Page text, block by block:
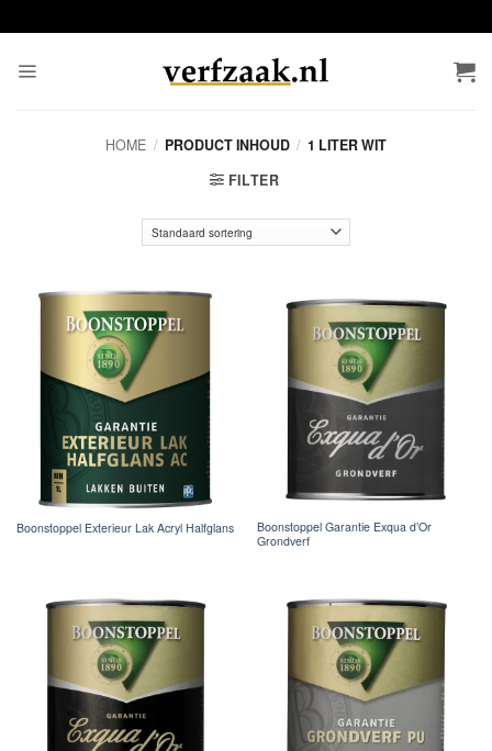
naar
HOME / PRODUCT INHOUD / 1 LITER WIT
FILTER
Boonstoppel Exterieur Lak Acryl Halfglans
Boonstoppel Garantie Exqua d’Or
Grondverf